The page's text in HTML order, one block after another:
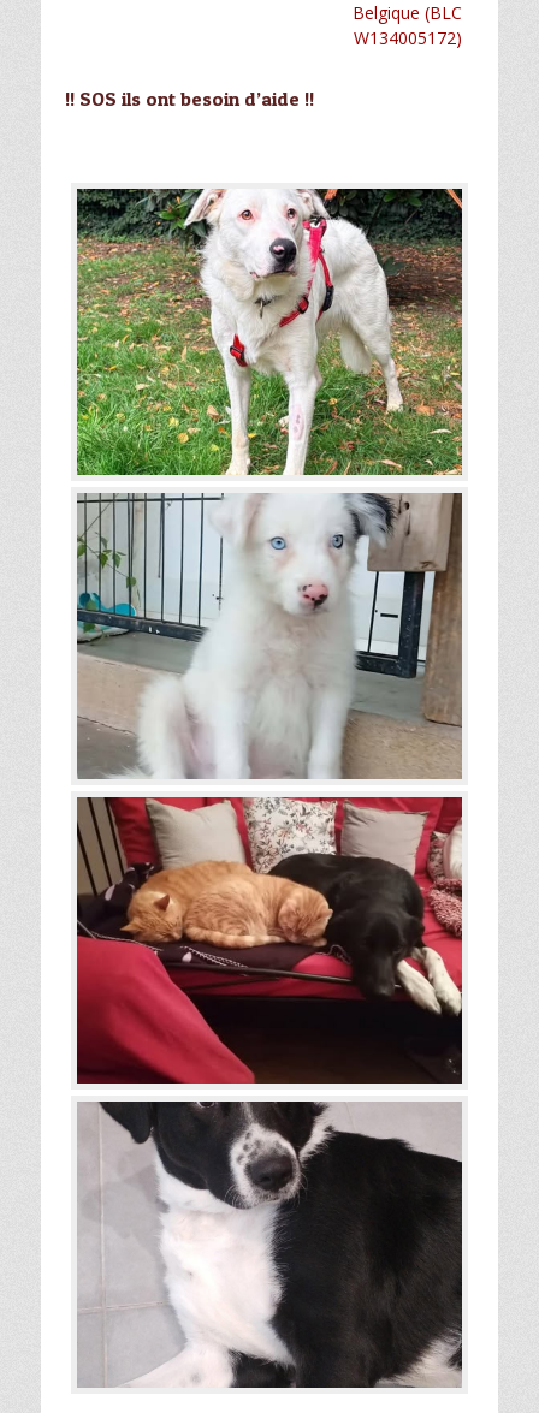
Belgique (BLC
W134005172)
!! SOS ils ont besoin d’aide !!